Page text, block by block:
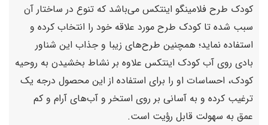
کودک طرح فلامینگو اینتکس می‌باشد که تنوع در ساختار آن
سبب شده تا کودک طرح مورد علاقه خود را انتخاب کرده و
استفاده نماید؛ همچنین طرح‌های زیبا و جذاب این شناور
بادی روی آب کودک اینتکس علاوه بر نشاط بخشیدن به روحیه
کودک، احساسات او را برای استفاده از این محصول درجه یک
ترغیب کرده و به آسانی بر روی استخر و آب‌های آرام و کم
عمق به سهولت قابل رؤیت است.